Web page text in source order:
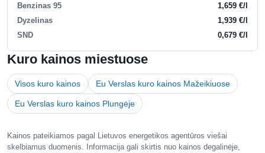
Kuro kainos miestuose
Visos kuro kainos Eu Verslas kuro kainos Mažeikiuose
Eu Verslas kuro kainos Plungėje
Benzinas 95
1,659 €/l
Dyzelinas
1,939 €/l
SND
0,679 €/l
Kainos pateikiamos pagal Lietuvos energetikos agentūros viešai
skelbiamus duomenis. Informacija gali skirtis nuo kainos degalinėje,